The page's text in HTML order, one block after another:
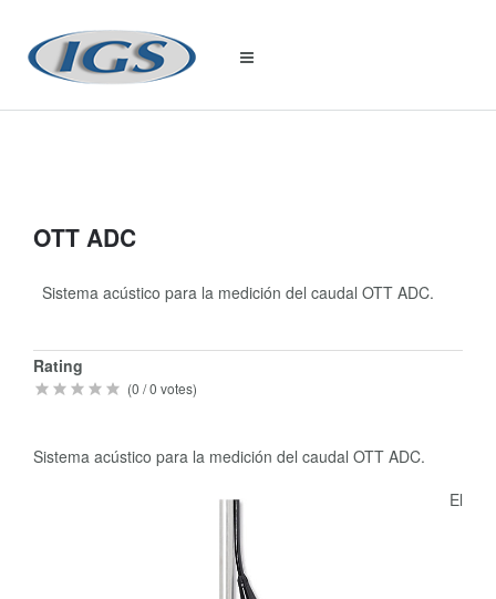
OTT ADC
Sistema acústico para la medición del caudal OTT ADC.
Quick
Info
Rating
(0 /0 votes)
Sistema acústico para la medición del caudal OTT ADC.
El